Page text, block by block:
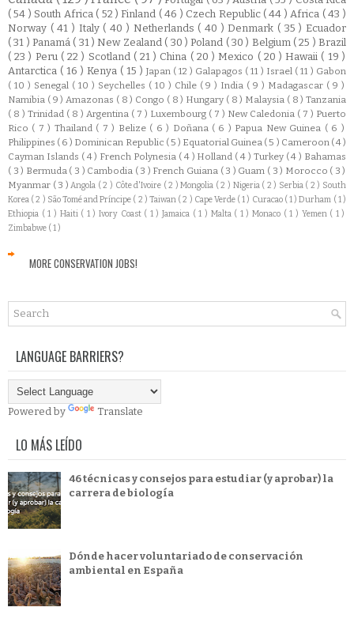
( 54 ) South Africa ( 52 )Finland ( 46 ) Czech Republic ( 44 ) Africa ( 43 )
Norway ( 41 ) Italy ( 40 ) Netherlands ( 40 )Denmark ( 35 ) Ecuador
( 31 )Panamá ( 31 ) New Zealand ( 30 )Poland ( 30 ) Belgium ( 25 )Brazil
( 23 ) Peru ( 22 ) Scotland ( 21 ) China ( 20 ) Mexico ( 20 )Hawaii ( 19 )
Antarctica ( 16 ) Kenya ( 15 ) Japan ( 12 ) Galapagos ( 11 ) Israel ( 11 ) Gabon
( 10 ) Senegal ( 10 ) Seychelles ( 10 ) Chile ( 9 ) India ( 9 ) Madagascar ( 9 )
Namibia ( 9 ) Amazonas ( 8 ) Congo ( 8 ) Hungary ( 8 ) Malaysia ( 8 ) Tanzania
( 8 ) Trinidad ( 8 ) Argentina ( 7 ) Luxembourg ( 7 ) New Caledonia ( 7 ) Puerto
Rico ( 7 ) Thailand ( 7 ) Belize ( 6 ) Doñana ( 6 ) Papua New Guinea ( 6 )
Philippines ( 6 ) Dominican Republic ( 5 ) Equatorial Guinea ( 5 ) Cameroon ( 4 )
Cayman Islands ( 4 ) French Polynesia ( 4 ) Holland ( 4 ) Turkey ( 4 ) Bahamas
( 3 ) Bermuda ( 3 ) Cambodia ( 3 ) French Guiana ( 3 ) Guam ( 3 ) Morocco ( 3 )
Myanmar ( 3 )Angola ( 2 ) Côte d'Ivoire ( 2 )Mongolia ( 2 ) Nigeria ( 2 ) Serbia ( 2 ) South
Korea ( 2 ) São Tomé and Príncipe ( 2 ) Taiwan ( 2 ) Cape Verde ( 1 ) Curacao ( 1 )Durham ( 1 )
Ethiopia ( 1 ) Haiti ( 1 ) Ivory Coast ( 1 )Jamaica ( 1 ) Malta ( 1 )Monaco ( 1 ) Yemen ( 1 )
Zimbabwe ( 1 )
MORE CONSERVATION JOBS!
LANGUAGE BARRIERS?
Powered by Translate
LO MÁS LEÍDO
46 técnicas y consejos para estudiar (y aprobar) la
carrera de biología
Dónde hacer voluntariado de conservación
ambiental en España